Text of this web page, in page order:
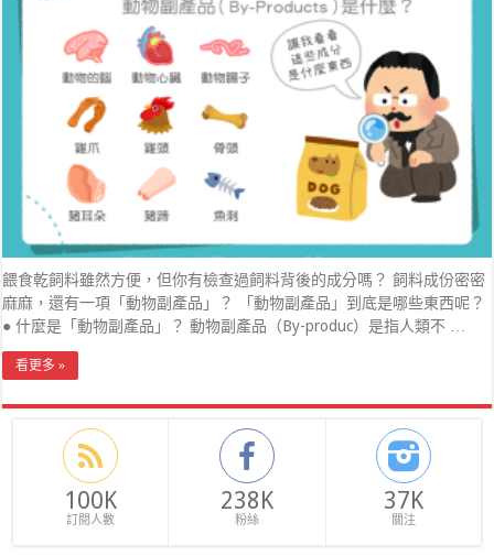
餵食乾飼料雖然方便，但你有檢查過飼料背後的成分嗎？ 飼料成份密密
麻麻，還有一項「動物副產品」？ 「動物副產品」到底是哪些東西呢？
● 什麼是「動物副產品」？ 動物副產品（By-produc）是指人類不 …
看更多 »
100K
訂閱人數
238K
粉絲
37K
關注